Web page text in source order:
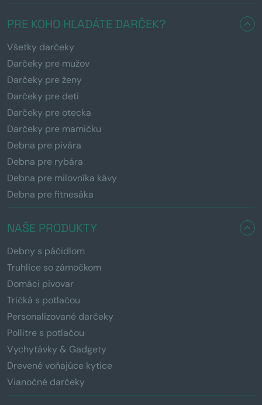
PRE KOHO HĽADÁTE DARČEK?
Všetky darčeky
Darčeky pre mužov
Darčeky pre ženy
Darčeky pre deti
Darčeky pre otecka
Darčeky pre mamičku
Debna pre pivára
Debna pre rybára
Debna pre milovníka kávy
Debna pre fitnesáka
NAŠE PRODUKTY
Debny s páčidlom
Truhlice so zámočkom
Domáci pivovar
Tričká s potlačou
Personalizované darčeky
Pollitre s potlačou
Vychytávky & Gadgety
Drevené voňajúce kytice
Vianočné darčeky